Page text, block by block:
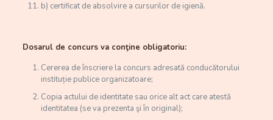
b) certificat de absolvire a cursurilor de igienă.
Dosarul de concurs va conţine obligatoriu:
Cererea de înscriere la concurs adresată conducătorului
instituție publice organizatoare;
Copia actului de identitate sau orice alt act care atestă
identitatea (se va prezenta şi în original);